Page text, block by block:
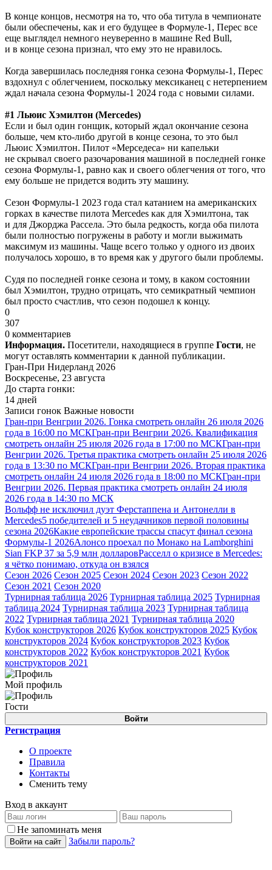
В конце концов, несмотря на то, что оба титула в чемпионате
были обеспечены, как и его будущее в Формуле-1, Перес все
еще выглядел немного неуверенно в машине Red Bull,
и в конце сезона признал, что ему это не нравилось.
Когда завершилась последняя гонка сезона Формулы-1, Перес
вздохнул с облегчением, поскольку мексиканец с нетерпением
ждал начала сезона Формулы-1 2024 года с новыми силами.
#1 Льюис Хэмилтон (Mercedes)
Если и был один гонщик, который ждал окончание сезона
больше, чем кто-либо другой в конце сезона, то это был
Льюис Хэмилтон. Пилот «Мерседеса» ни капельки
не скрывал своего разочарования машиной в последней гонке
сезона Формулы-1, равно как и своего облегчения от того, что
ему больше не придется водить эту машину.
Сезон Формулы-1 2023 года стал катанием на американских
горках в качестве пилота Mercedes как для Хэмилтона, так
и для Джорджа Рассела. Это была редкость, когда оба пилота
были полностью погружены в работу и могли выжимать
максимум из машины. Чаще всего только у одного из двоих
получалось хорошо, в то время как у другого были проблемы.
Судя по последней гонке сезона и тому, в каком состоянии
был Хэмилтон, трудно отрицать, что семикратный чемпион
был просто счастлив, что сезон подошел к концу.
0
307
0 комментариев
Информация. Посетители, находящиеся в группе Гости, не
могут оставлять комментарии к данной публикации.
Гран-При Нидерланд 2026
Воскресенье, 23 августа
До старта гонки:
14 дней
Записи гонок Важные новости
Гран-при Венгрии 2026. Гонка смотреть онлайн 26 июля 2026
года в 16:00 по МСКГран-при Венгрии 2026. Квалификация
смотреть онлайн 25 июля 2026 года в 17:00 по МСКГран-при
Венгрии 2026. Третья практика смотреть онлайн 25 июля 2026
года в 13:30 по МСКГран-при Венгрии 2026. Вторая практика
смотреть онлайн 24 июля 2026 года в 18:00 по МСКГран-при
Венгрии 2026. Первая практика смотреть онлайн 24 июля
2026 года в 14:30 по МСК
Вольфф не исключил дуэт Ферстаппена и Антонелли в
Mercedes5 победителей и 5 неудачников первой половины
сезона 2026Какие европейские трассы спасут финал сезона
Формулы-1 2026Алонсо проехал по Монако на Lamborghini
Sian FKP 37 за 5,9 млн долларовРасселл о кризисе в Mercedes:
я чётко понимаю, откуда он взялся
Сезон 2026 Сезон 2025 Сезон 2024 Сезон 2023 Сезон 2022
Сезон 2021 Сезон 2020
Турнирная таблица 2026 Турнирная таблица 2025 Турнирная
таблица 2024 Турнирная таблица 2023 Турнирная таблица
2022 Турнирная таблица 2021 Турнирная таблица 2020
Кубок конструкторов 2026 Кубок конструкторов 2025 Кубок
конструкторов 2024 Кубок конструкторов 2023 Кубок
конструкторов 2022 Кубок конструкторов 2021 Кубок
конструкторов 2021
Мой профиль
Гости
Войти
Регистрация
О проекте
Правила
Контакты
Сменить тему
Вход в аккаунт
Не запоминать меня
Войти на сайт Забыли пароль?